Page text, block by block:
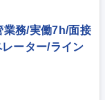
業務/実働7h/面接
ーター/ライン